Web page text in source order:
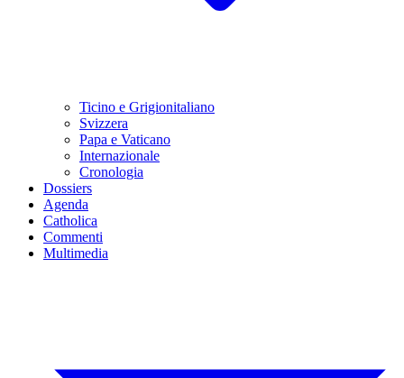
Ticino e Grigionitaliano
Svizzera
Papa e Vaticano
Internazionale
Cronologia
Dossiers
Agenda
Catholica
Commenti
Multimedia